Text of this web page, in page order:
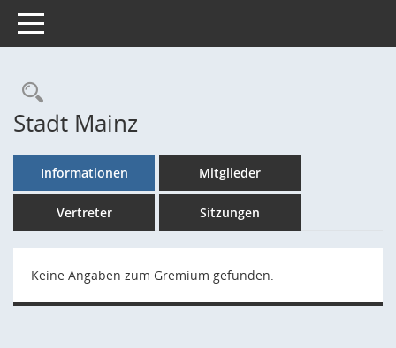
Toggle navigation
Rechercheauswahl
Stadt Mainz
Informationen Mitglieder
Vertreter Sitzungen
Keine Angaben zum Gremium gefunden.